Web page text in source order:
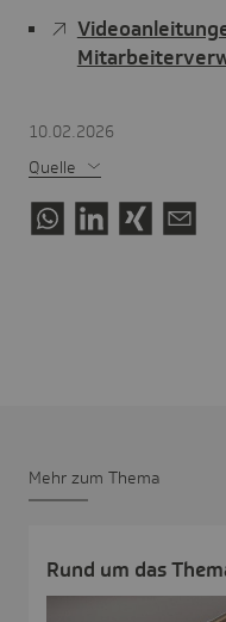
10.02.2026
Quelle
Mehr zum Thema
Rund um das